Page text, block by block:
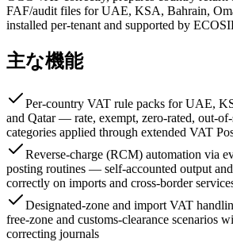
FAF/audit files for UAE, KSA, Bahrain,
installed per-tenant and supported by
主な機能
Per-country VAT rule packs for UAE,
and Qatar — rate, exempt, zero-rated, out-
categories applied through extended VAT
Reverse-charge (RCM) automation via
posting routines — self-accounted output
correctly on imports and cross-border
Designated-zone and import VAT
free-zone and customs-clearance scenarios
correcting journals